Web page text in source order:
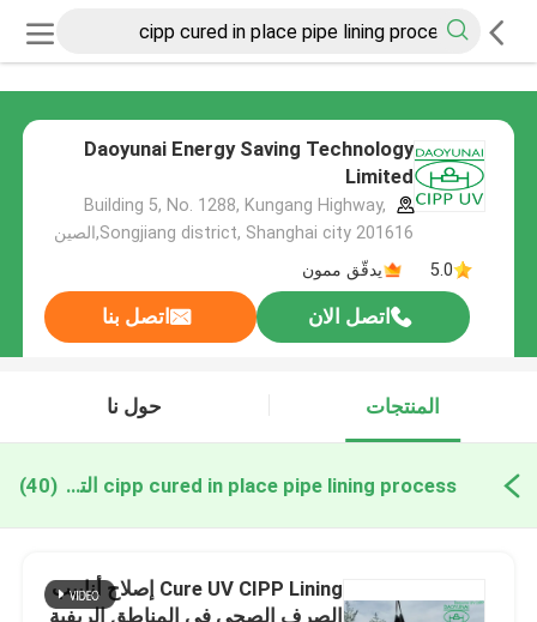
Daoyunai Energy Saving Technology
Limited
Building 5, No. 1288, Kungang Highway,
Songjiang district, Shanghai city 201616,الصين
5.0
يدقّق ممون
اتصل الان اتصل بنا
المنتجات حول نا
cipp cured in place pipe lining process التصنيع عبر الإنترنت (40)
Cure UV CIPP Lining إصلاح أنابيب
الصرف الصحي في المناطق الريفية